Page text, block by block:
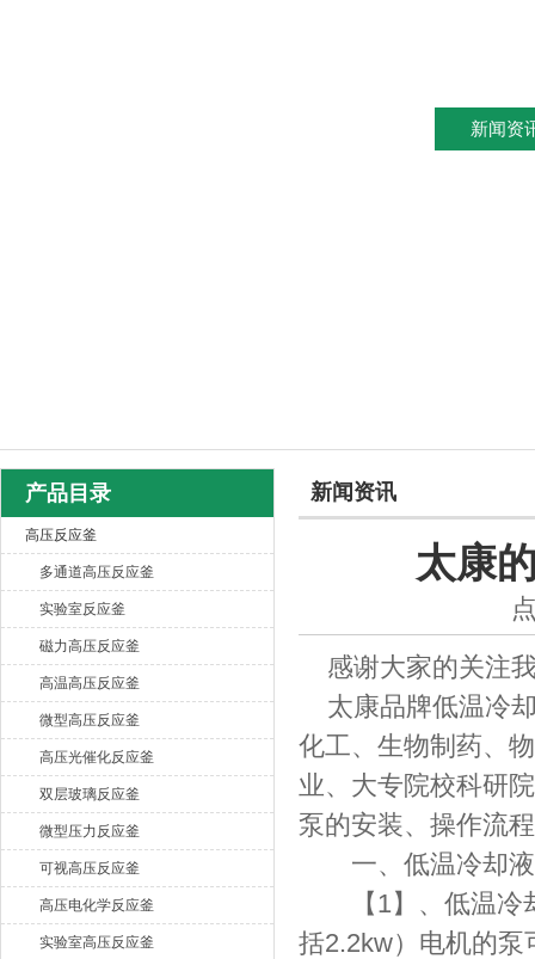
西安太康生物科技有限公司
新闻资
产品目录
高压反应釜
多通道高压反应釜
实验室反应釜
磁力高压反应釜
高温高压反应釜
微型高压反应釜
高压光催化反应釜
双层玻璃反应釜
微型压力反应釜
可视高压反应釜
高压电化学反应釜
实验室高压反应釜
新闻资讯
太康
感谢大家的关注
太康品牌低温冷
化工、生物制药、
业、大专院校科研
泵的安装、操作流
一、低温冷却液
【1】、低温冷却
括2.2kw）电机的